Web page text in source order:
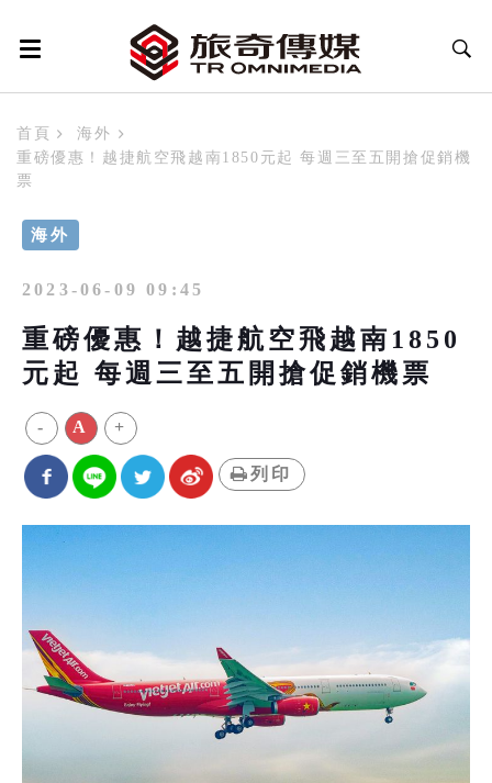
首頁
海外
重磅優惠！越捷航空飛越南1850元起 每週三至五開搶促銷機
票
海外
2023-06-09 09:45
重磅優惠！越捷航空飛越南1850
元起 每週三至五開搶促銷機票
- A +
列印